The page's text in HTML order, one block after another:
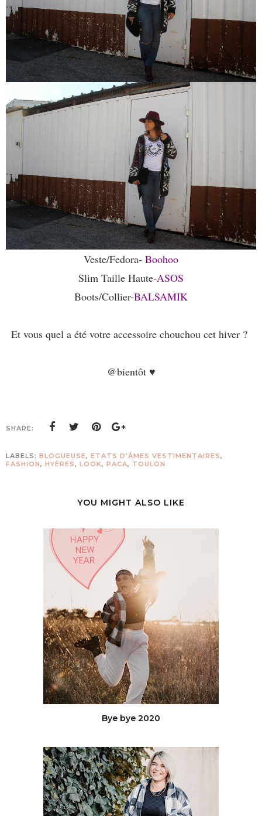
Veste/Fedora- Boohoo
Slim Taille Haute-ASOS
Boots/Collier-BALSAMIK
Et vous quel a été votre accessoire chouchou cet hiver ?
@bientôt ♥
SHARE:
LABELS: BLOGUEUSE, ETATS D'ÂMES VESTIMENTAIRES,
FASHION, HYÈRES, LOOK, PACA, TOULON
YOU MIGHT ALSO LIKE
Bye bye 2020